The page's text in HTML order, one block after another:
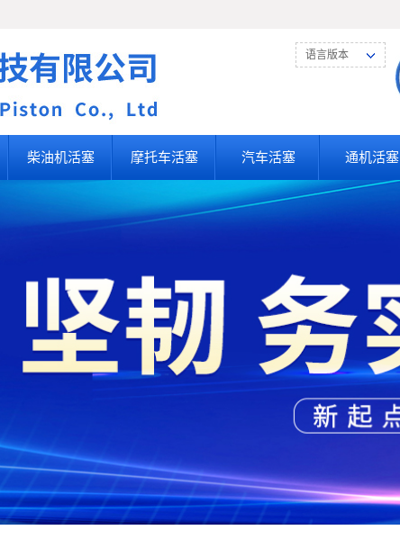
语言版本
柴油机活塞 摩托车活塞 汽车活塞 通机活塞